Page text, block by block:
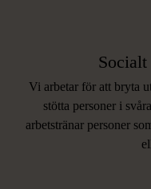
Socialt
Vi arbetar för att bryta
stötta personer i
arbetstränar personer